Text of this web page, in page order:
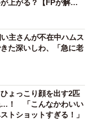
上がる？【FPが解
主さんが不在中ハムス
た深いしわ、「急に老
ょっこり顔を出す2匹
…！ 「こんなかわいい
トショットすぎる！」